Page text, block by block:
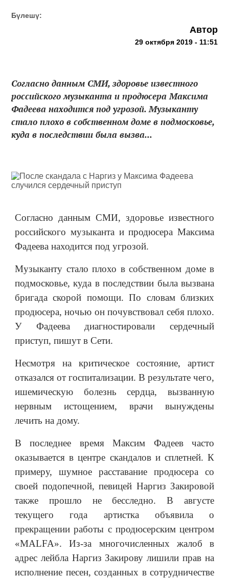
Бүлешү:
Автор
29 октября 2019 - 11:51
Согласно данным СМИ, здоровье известного
российского музыканта и продюсера Максима
Фадеева находится под угрозой. Музыканту
стало плохо в собственном доме в подмосковье,
куда в последствии была вызва...
Согласно данным СМИ, здоровье известного
российского музыканта и продюсера Максима
Фадеева находится под угрозой.
Музыканту стало плохо в собственном доме в
подмосковье, куда в последствии была вызвана
бригада скорой помощи. По словам близких
продюсера, ночью он почувствовал себя плохо.
У Фадеева диагностировали сердечный
приступ, пишут в Сети.
Несмотря на критическое состояние, артист
отказался от госпитализации. В результате чего,
ишемическую болезнь сердца, вызванную
нервным истощением, врачи вынуждены
лечить на дому.
В последнее время Максим Фадеев часто
оказывается в центре скандалов и сплетней. К
примеру, шумное расставание продюсера со
своей подопечной, певицей Наргиз Закировой
также прошло не бесследно. В августе
текущего года артистка объявила о
прекращении работы с продюсерским центром
«MALFA». Из-за многочисленных жалоб в
адрес лейбла Наргиз Закирову лишили прав на
исполнение песен, созданных в сотрудничестве